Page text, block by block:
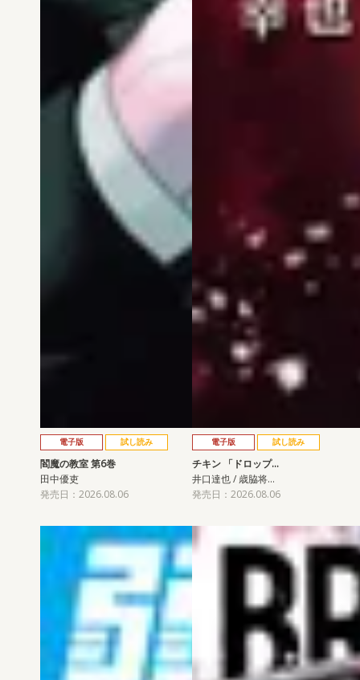
電子版 試し読み
閻魔の教室 第6巻
田中優吏
発売日：2026.08.06
電子版 試し読み
チキン 「ドロップ…
井口達也 / 歳脇将…
発売日：2026.08.06